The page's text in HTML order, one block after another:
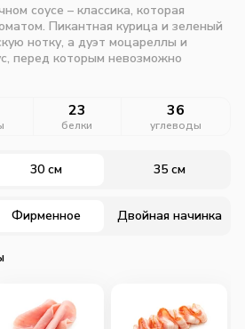
соусе – классика, которая
Пикантная курица и зеленый
нотку, а дуэт моцареллы и
перед которым невозможно
23
белки
36
углеводы
30 см 35 см
Фирменное Двойная начинка